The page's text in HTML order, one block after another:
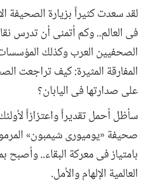
لقد سعدت كثيراً بزيارة الصحيفة
فى العالم.. وكم أتمنى أن تدرس
الصحفيين العرب وكذلك
المفارقة المثيرة: كيف تراجعت
على صدارتها فى اليابان؟
سأظل أحمل تقديراً واعتزازاً
صحيفة «يوميورى شيمبون»
بامتياز فى معركة البقاء..
العالمية الإلهام والأمل.